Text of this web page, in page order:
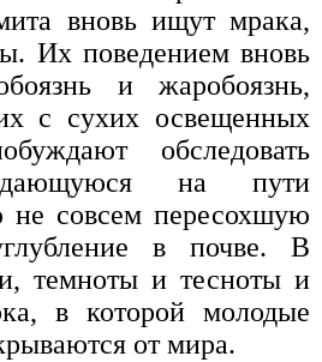
вновь ищут мрака,
Их поведением вновь
и жаробоязнь,
с сухих освещенных
обследовать
на пути
совсем пересохшую
в почве. В
темноты и тесноты и
в которой молодые
от мира.